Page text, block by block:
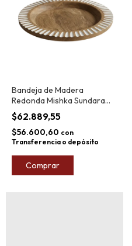
Bandeja de Madera
Redonda Mishka Sundara
38cm
$62.889,55
$56.600,60 con
Transferencia o depósito